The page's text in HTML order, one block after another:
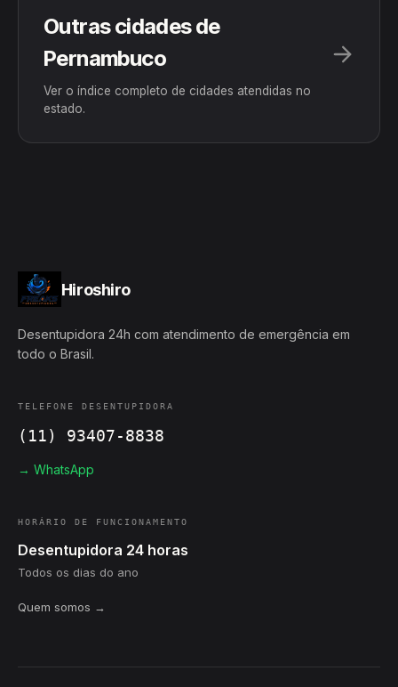
Outras cidades de
Pernambuco
Ver o índice completo de cidades atendidas no
estado.
Hiroshiro
Desentupidora 24h com atendimento de emergência em
todo o Brasil.
TELEFONE DESENTUPIDORA
(11) 93407-8838
→ WhatsApp
HORÁRIO DE FUNCIONAMENTO
Desentupidora 24 horas
Todos os dias do ano
Quem somos →